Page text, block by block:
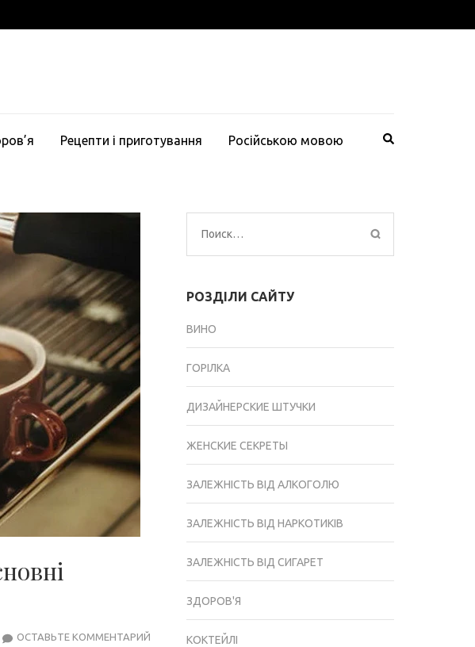
Рецепти і приготування Російською мовою
ОСТАВЬТЕ КОММЕНТАРИЙ КАПСУЛИ
Найти:
РОЗДІЛИ САЙТУ
ВИНО
ГОРІЛКА
ДИЗАЙНЕРСКИЕ ШТУЧКИ
ЖЕНСКИЕ СЕКРЕТЫ
ЗАЛЕЖНІСТЬ ВІД АЛКОГОЛЮ
ЗАЛЕЖНІСТЬ ВІД НАРКОТИКІВ
ЗАЛЕЖНІСТЬ ВІД СИГАРЕТ
ЗДОРОВ'Я
КОКТЕЙЛІ